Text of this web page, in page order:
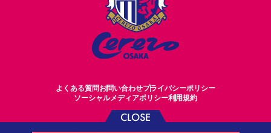
CLOSE
よくある質問お問い合わせプライバシーポリシー
ソーシャルメディアポリシー利用規約